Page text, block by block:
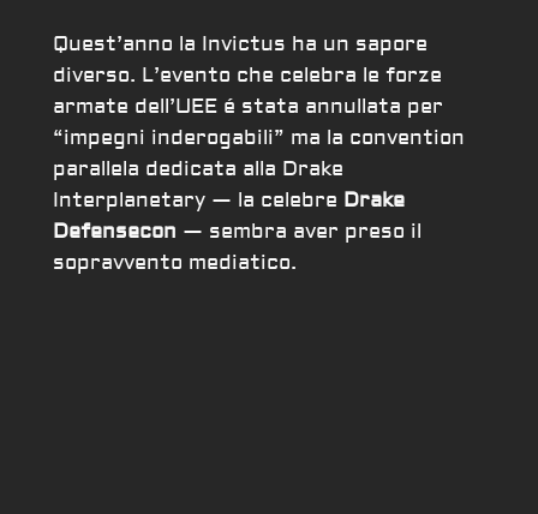
Quest’anno la Invictus ha un sapore
diverso. L’evento che celebra le forze
armate dell’UEE é stata annullata per
“impegni inderogabili” ma la convention
parallela dedicata alla Drake
Interplanetary — la celebre Drake
Defensecon — sembra aver preso il
sopravvento mediatico.